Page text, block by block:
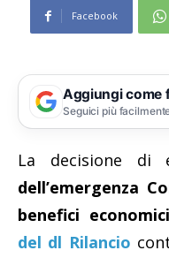
Facebook
Aggiungi come
Seguici più
La decisione di
dell’emergenza
benefici
del dl Rilancio